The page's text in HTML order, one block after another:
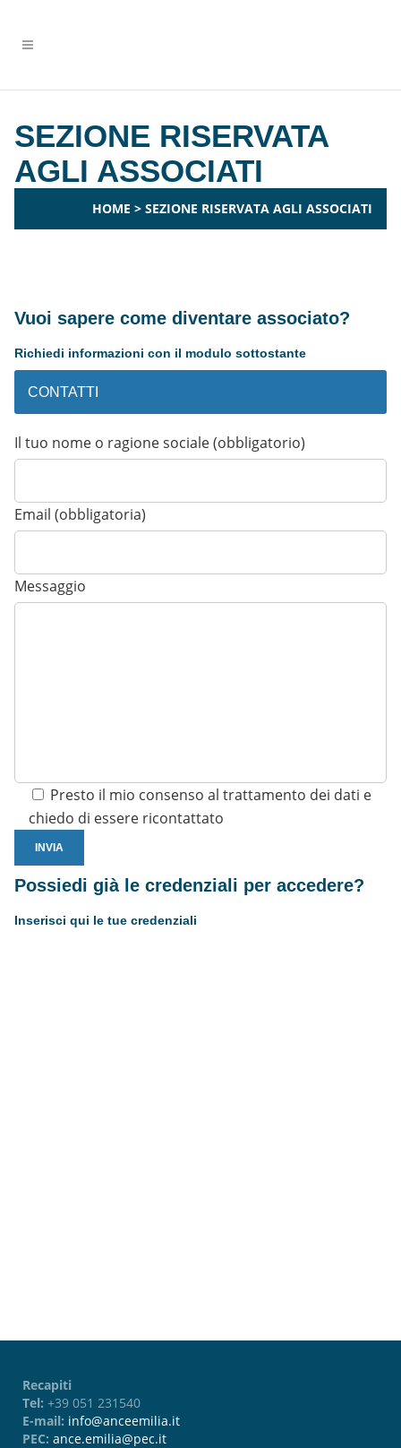
SEZIONE RISERVATA
AGLI ASSOCIATI
HOME > SEZIONE RISERVATA AGLI ASSOCIATI
Vuoi sapere come diventare associato?
Richiedi informazioni con il modulo sottostante
CONTATTI
Il tuo nome o ragione sociale (obbligatorio)
Email (obbligatoria)
Messaggio
Presto il mio consenso al trattamento dei dati e
chiedo di essere ricontattato
Possiedi già le credenziali per accedere?
Inserisci qui le tue credenziali
Recapiti
Tel: +39 051 231540
E-mail: info@anceemilia.it
PEC: ance.emilia@pec.it